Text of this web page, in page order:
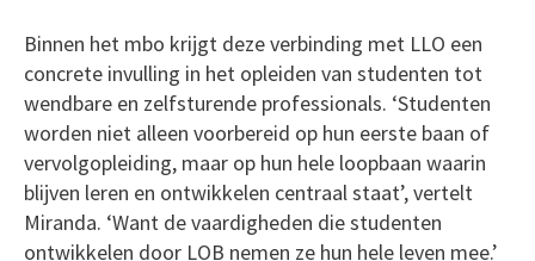
Binnen het mbo krijgt deze verbinding met LLO een
concrete invulling in het opleiden van studenten tot
wendbare en zelfsturende professionals. ‘Studenten
worden niet alleen voorbereid op hun eerste baan of
vervolgopleiding, maar op hun hele loopbaan waarin
blijven leren en ontwikkelen centraal staat’, vertelt
Miranda. ‘Want de vaardigheden die studenten
ontwikkelen door LOB nemen ze hun hele leven mee.’